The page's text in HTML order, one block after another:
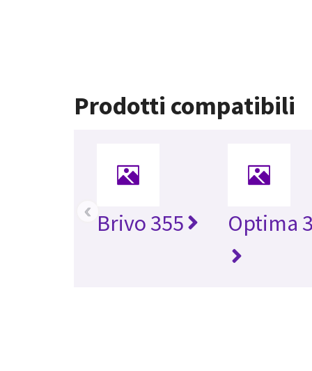
Prodotti compatibili
Brivo 355 Optima
‹